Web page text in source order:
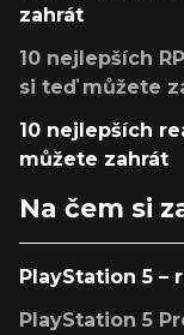
zahrát
10 nejlepších
si teď můžete
10 nejlepších
můžete zahrát
Na čem si
PlayStation 5 –
PlayStation 5